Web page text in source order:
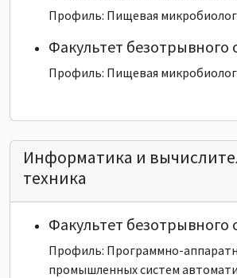
Профиль: Пищевая
Факультет безотрывного
Профиль: Пищевая
Информатика и
техника
Факультет безотрывного
Профиль: Программно-
промышленных систем